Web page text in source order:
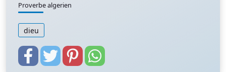
Proverbe algerien
dieu